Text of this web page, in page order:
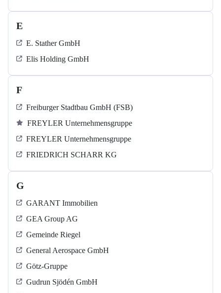
E
E. Stather GmbH
Elis Holding GmbH
F
Freiburger Stadtbau GmbH (FSB)
FREYLER Unternehmensgruppe
FREYLER Unternehmensgruppe
FRIEDRICH SCHARR KG
G
GARANT Immobilien
GEA Group AG
Gemeinde Riegel
General Aerospace GmbH
Götz-Gruppe
Gudrun Sjödén GmbH